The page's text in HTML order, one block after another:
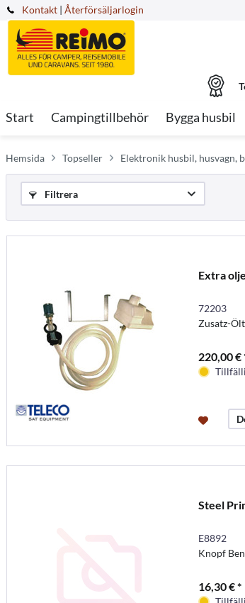
Kontakt | Återförsäljarlogin
Start Campingtillbehör Bygga husbil
Hemsida Topseller Elektronik husbil, husvagn,
Filtrera
Extra
72203
Zusatz-
220,00 €
Steel
E8892
Knopf
16,30 € *